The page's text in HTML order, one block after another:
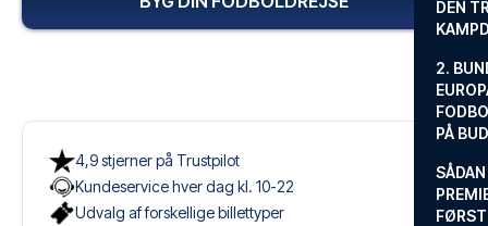
DEN
2.
PÅ
4,9 stjerner på Trustpilot
Kundeservice hver dag kl. 10-22
Udvalg af forskellige billettyper